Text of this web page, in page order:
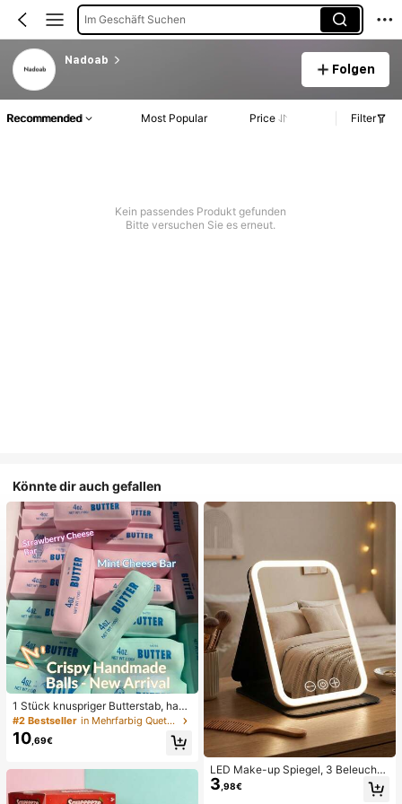
Im Geschäft Suchen
Nadoab
Folgen
Recommended Most Popular Price Filter
Kein passendes Produkt gefunden
Bitte versuchen Sie es erneut.
Könnte dir auch gefallen
1 Stück knuspriger Butterstab, hand
gemachter Stressabbau-Ball mit Sp
rachsteuerung, realistisches Leben
smittel-Spielzeug, Quetsch- und En
ug, Fidget-Spielzeug
#2 Bestseller in Mehrfarbig Quetschspielzeug für Teenager
10 ,69€
LED Make-up Spiegel, 3 Beleuchtu
ngsmodi, einstellbare Helligkeit, tra
gbares faltbares Design, geeignet f
3 ,98€